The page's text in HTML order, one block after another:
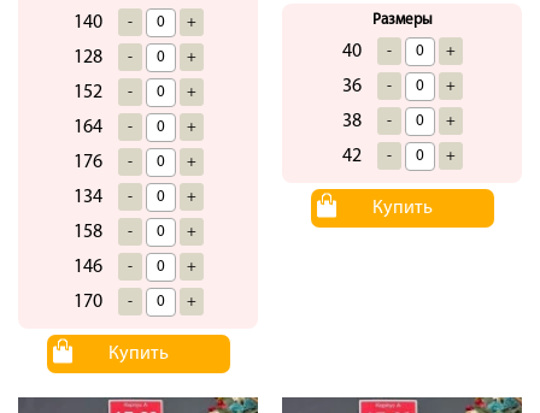
140 - +
128 - +
152 - +
164 - +
176 - +
134 - +
158 - +
146 - +
170 - +
Купить
Размеры
40 - +
36 - +
38 - +
42 - +
Купить